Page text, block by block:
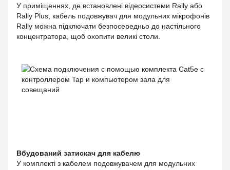
У приміщеннях, де встановлені відеосистеми Rally або
Rally Plus, кабель подовжувач для модульних мікрофонів
Rally можна підключати безпосередньо до настільного
концентратора, щоб охопити великі столи.
Вбудований затискач для кабелю
У комплекті з кабелем подовжувачем для модульних